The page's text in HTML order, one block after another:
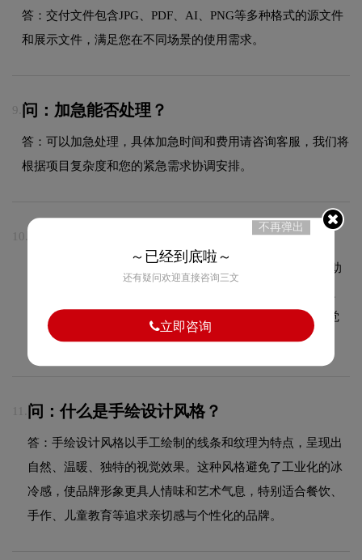
答：交付文件包含JPG、PDF、AI、PNG等多种格式的源文件
和展示文件，满足您在不同场景的使用需求。
9. 问：加急能否处理？
答：可以加急处理，具体加急时间和费用请咨询客服，我们将
根据项目复杂度和您的紧急需求协调安排。
10.
答：VI设计包含基础系统（LOGO规范、标准色规范、辅助
工牌、纸杯、手提袋、PPT模板、员工胸牌等全套企业视觉
物料设计）。
问：什么是手绘设计风格？
答：手绘设计风格以手工绘制的线条和纹理为特点，呈现出
自然、温暖、独特的视觉效果。这种风格避免了工业化的冰
冷感，使品牌形象更具人情味和艺术气息，特别适合餐饮、
手作、儿童教育等追求亲切感与个性化的品牌。
不再弹出
～已经到底啦～
还有疑问欢迎直接咨询三文
立即咨询